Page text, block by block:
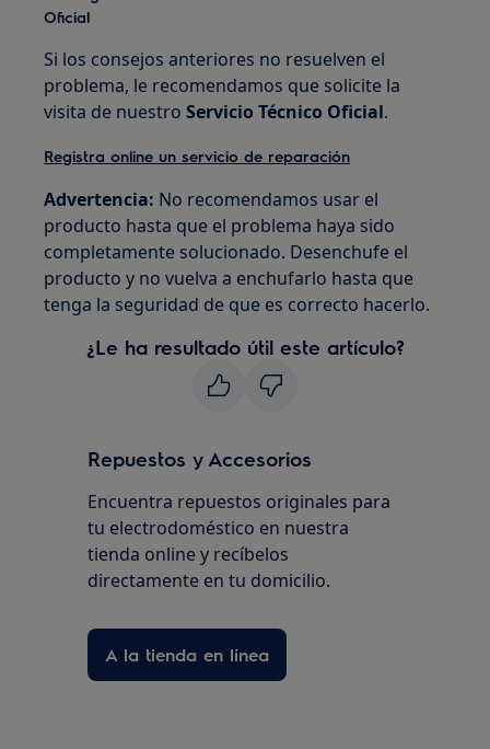
Oficial
Si los consejos anteriores no resuelven el
problema, le recomendamos que solicite la
visita de nuestroServicio Técnico Oficial.
Registra online un servicio de reparación
Advertencia: No recomendamos usar el
producto hasta que el problema haya sido
completamente solucionado. Desenchufe el
producto y no vuelva a enchufarlo hasta que
tenga la seguridad de que es correcto hacerlo.
¿Le ha resultado útil este artículo?
Repuestos y Accesorios
Encuentra repuestos originales para
tu electrodoméstico en nuestra
tienda online y recíbelos
directamente en tu domicilio.
A la tienda en línea